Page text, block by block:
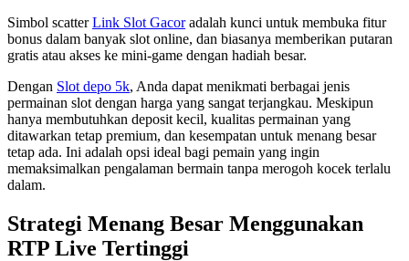
Simbol scatterLink Slot Gacoradalah kunci untuk membuka fitur
bonus dalam banyak slot online, dan biasanya memberikan putaran
gratis atau akses ke mini-game dengan hadiah besar.
Dengan Slot depo 5k, Anda dapat menikmati berbagai jenis
permainan slot dengan harga yang sangat terjangkau. Meskipun
hanya membutuhkan deposit kecil, kualitas permainan yang
ditawarkan tetap premium, dan kesempatan untuk menang besar
tetap ada. Ini adalah opsi ideal bagi pemain yang ingin
memaksimalkan pengalaman bermain tanpa merogoh kocek terlalu
dalam.
Strategi Menang Besar Menggunakan
RTP Live Tertinggi